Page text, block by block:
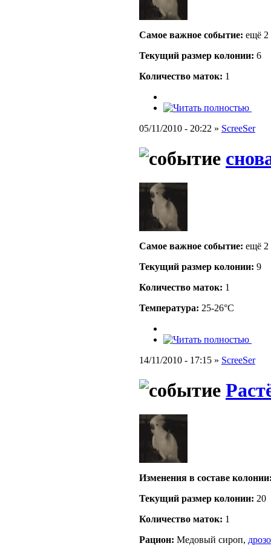
Самое важное событие: ещё 2
Текущий размер кoлонии: 6
Количество маток: 1
05/11/2010 - 20:22 » ScreeSer
Самое важное событие: ещё 2
Текущий размер кoлонии: 9
Количество маток: 1
Температура: 25-26°C
14/11/2010 - 17:15 » ScreeSer
Изменения в составе
Текущий размер кoлонии: 20
Количество маток: 1
Рацион: Медовый сироп,